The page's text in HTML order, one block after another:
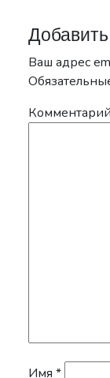
Ваш адрес
Комментарий
Имя *